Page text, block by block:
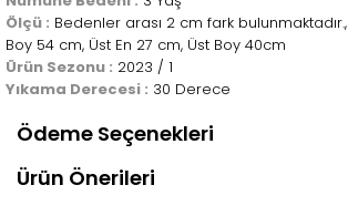
Ölçü : Bedenler arası 2 cm fark
Boy 54 cm, Üst En 27 cm, Üst Boy 40cm
Ürün Sezonu : 2023 / 1
Yıkama Derecesi : 30 Derece
Ödeme Seçenekleri
Ürün Önerileri